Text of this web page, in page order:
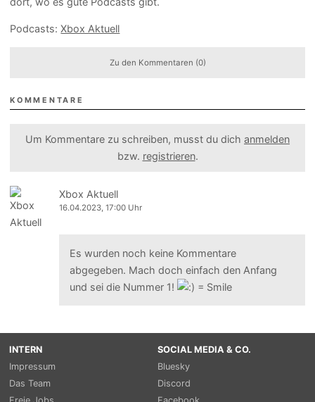
Podcasts:Xbox Aktuell
Zu den Kommentaren (0)
KOMMENTARE
Um Kommentare zu schreiben, musst du dich anmelden
bzw. registrieren.
Xbox Aktuell
16.04.2023, 17:00 Uhr
Es wurden noch keine Kommentare
abgegeben. Mach doch einfach den Anfang
und sei die Nummer 1!
INTERN
Impressum
Das Team
SOCIAL MEDIA & CO.
Bluesky
Discord